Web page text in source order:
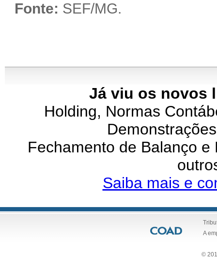
Fonte: SEF/MG.
Já viu os novos
Holding, Normas
Fechamento de Balanço
Saiba mais e
A
©